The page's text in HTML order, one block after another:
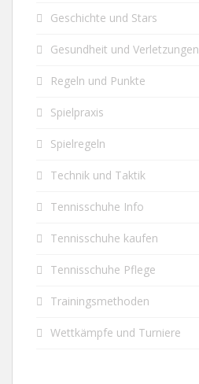
Geschichte und Stars
Gesundheit und Verletzungen
Regeln und Punkte
Spielpraxis
Spielregeln
Technik und Taktik
Tennisschuhe Info
Tennisschuhe kaufen
Tennisschuhe Pflege
Trainingsmethoden
Wettkämpfe und Turniere